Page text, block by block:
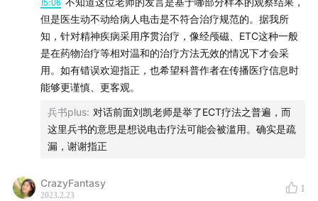
深度学习介入医疗诊断
消除问题还是制造问题？
专用AI和通用AI在医疗中的不同角色
人工智能诊断的伦理
01:12:31以精神科为例看医疗的因果推断
但是医生动不动给病人电击是不符合治疗规范的。据我所
知，针对精神疾病采用序贯治疗，像经颅磁、ETC这种一般
是在药物治疗等相对温和的治疗方法无效的情况下才会采
用。如有错误欢迎指正，也希望科普作者在传播医疗信息时
能够更谨慎、更客观。
兵书plus: 对话前面刘凯老师是举了ECT疗法之普遍，而
这里兵书的意思是想说电击疗法可能会被滥用。确实是疏
漏，谢谢指正
CrazyFantasy
2023.2.23
1